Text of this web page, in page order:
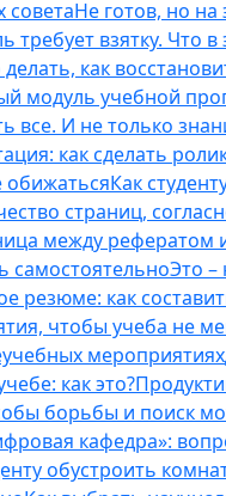
советаНе готов, но
требует взятку. Что
как
модуль учебной
все. И не только
как сделать
обижатьсяКак
страниц,
между рефератом
самостоятельноЭто –
резюме: как
чтобы учеба не
мероприятиях
как это?
борьбы и поиск
кафедра»:
обустроить